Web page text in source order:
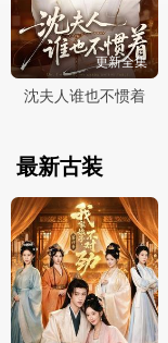
更新全集
沈夫人谁也不惯着
最新古装